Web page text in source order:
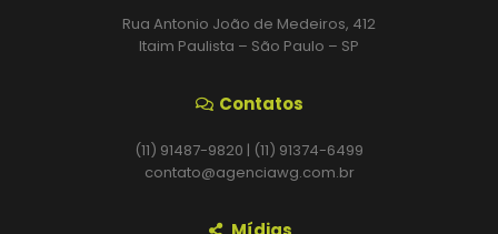
Rua Antonio João de Medeiros, 412
Itaim Paulista – São Paulo – SP
Contatos
(11) 91487-9820 | (11) 91374-6499
contato@agenciawg.com.br